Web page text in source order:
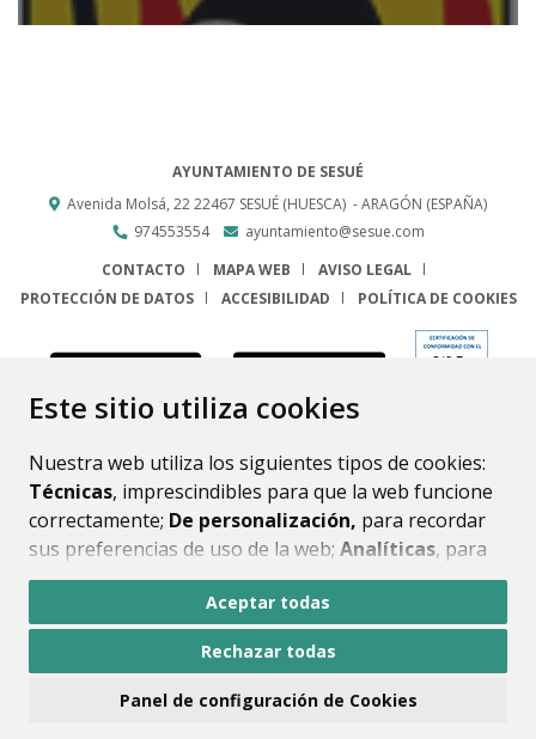
Este sitio utiliza cookies
Nuestra web utiliza los siguientes tipos de cookies:
Técnicas, imprescindibles para que la web funcione
correctamente; De personalización, para recordar
sus preferencias de uso de la web; Analíticas, para
mejorar el funcionamiento de la web y sus servicios.
Si acepta pulsando el botón“Aceptar todas”
consideramos que acepta su uso. Si pulsa el botón
ninguna acción, se guardarán las cookies técnicas
Aceptar todas
Rechazar todas
Panel de configuración de Cookies
AYUNTAMIENTO DE SESUÉ
Avenida Molsá, 2222467 SESUÉ (HUESCA) - ARAGÓN (ESPAÑA)
974553554
ayuntamiento@sesue.com
CONTACTO
MAPA WEB
AVISO LEGAL
PROTECCIÓN DE DATOS
ACCESIBILIDAD POLÍTICA DE COOKIES